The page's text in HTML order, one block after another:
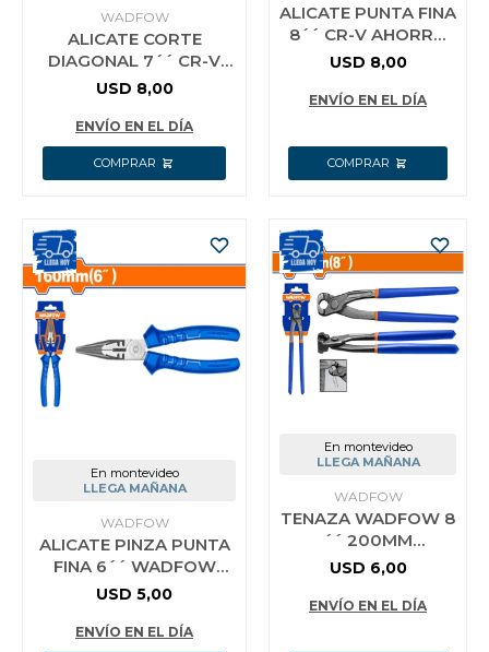
WADFOW
ALICATE CORTE
DIAGONAL 7´´ CR-V
AHORRO ENERGIA 30%
USD 8,00
ENVÍO EN EL DÍA
ALICATE PUNTA FINA
8´´ CR-V AHORRO
ENERGIA 30%
USD 8,00
ENVÍO EN EL DÍA
En montevideo
LLEGA MAÑANA
WADFOW
ALICATE PINZA PUNTA
FINA 6´´ WADFOW
WPL2C26
USD 5,00
ENVÍO EN EL DÍA
En montevideo
LLEGA MAÑANA
WADFOW
TENAZA WADFOW 8
´´ 200MM
WPL8C08
USD 6,00
ENVÍO EN EL DÍA